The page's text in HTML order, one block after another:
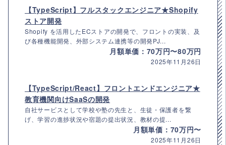
【TypeScript】フルスタックエンジニア★Shopify
ストア開発
Shopify を活用したECストアの開発で、フロントの実装、及
び各種機能開発、外部システム連携等の開発PJ...
月額単価：70万円〜80万円
2025年11月26日
【TypeScript/React】フロントエンドエンジニア★
教育機関向けSaaSの開発
自社サービスとして学校や塾の先生と、生徒・保護者を繋
げ、学習の進捗状況や宿題の提出状況、教材の提...
月額単価：70万円〜
2025年11月26日